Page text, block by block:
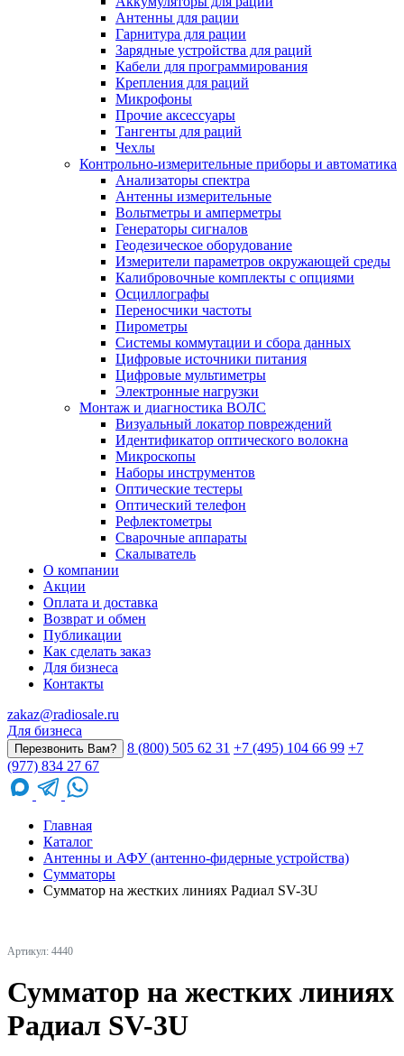
Антенны для рации
Гарнитура для рации
Зарядные устройства для раций
Кабели для программирования
Крепления для раций
Микрофоны
Прочие аксессуары
Тангенты для раций
Чехлы
Контрольно-измерительные приборы и автоматика
Анализаторы спектра
Антенны измерительные
Вольтметры и амперметры
Генераторы сигналов
Геодезическое оборудование
Измерители параметров окружающей среды
Калибровочные комплекты с опциями
Осциллографы
Переносчики частоты
Пирометры
Системы коммутации и сбора данных
Цифровые источники питания
Цифровые мультиметры
Электронные нагрузки
Монтаж и диагностика ВОЛС
Визуальный локатор повреждений
Идентификатор оптического волокна
Микроскопы
Наборы инструментов
Оптические тестеры
Оптический телефон
Рефлектометры
Сварочные аппараты
Скалыватель
О компании
Акции
Оплата и доставка
Возврат и обмен
Публикации
Как сделать заказ
Для бизнеса
Контакты
zakaz@radiosale.ru
Для бизнеса
Перезвонить Вам? 8 (800) 505 62 31 +7 (495) 104 66 99 +7
(977) 834 27 67
Главная
Каталог
Антенны и АФУ (антенно-фидерные устройства)
Сумматоры
Сумматор на жестких линиях Радиал SV-3U
Артикул: 4440
Сумматор на жестких линиях
Радиал SV-3U